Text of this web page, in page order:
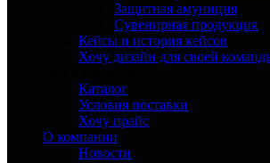
Защитная амуниция
Сувенирная продукция
Кейсы и история кейсов
Хочу дизайн для своей
Каталог
Условия поставки
Хочу прайс
О компании
Новости